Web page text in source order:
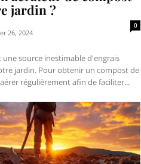
jardin ?
26, 2024
0
une source inestimable d'engrais
jardin. Pour obtenir un compost de
régulièrement afin de faciliter...